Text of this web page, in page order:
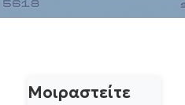
Μοιραστείτε